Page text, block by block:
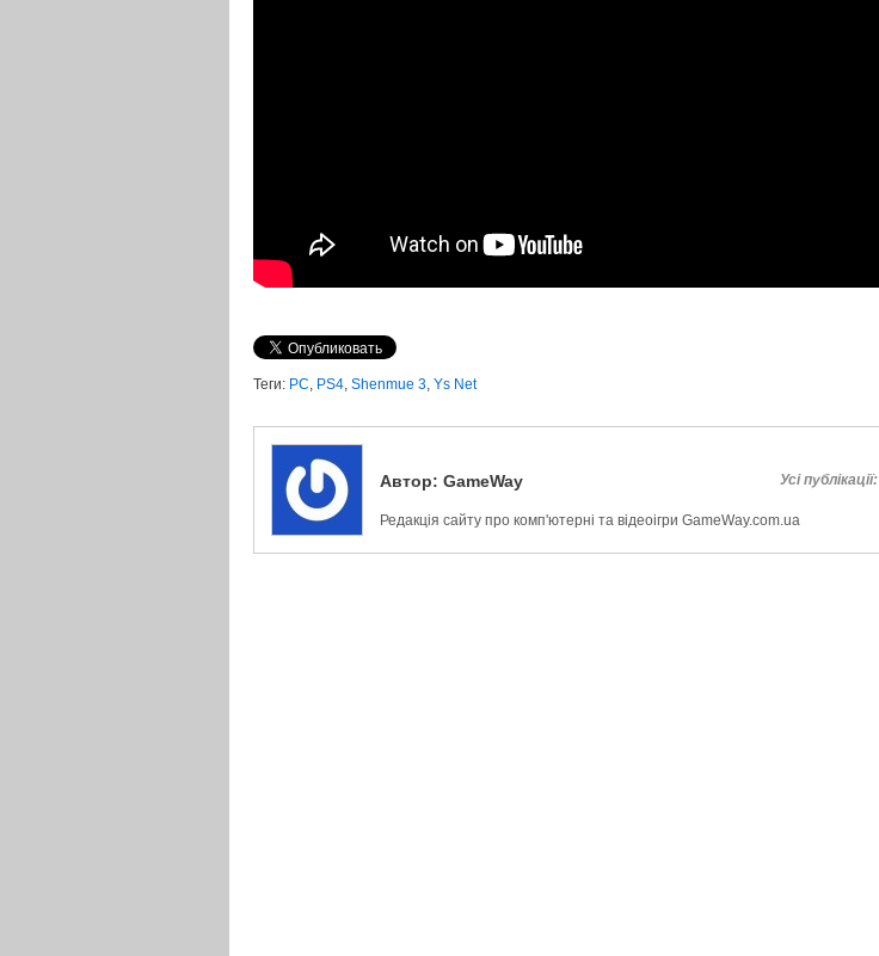
Теги: PC, PS4, Shenmue 3, Ys Net
Автор: GameWay Усі публікації:
Редакція сайту про комп'ютерні та відеоігри GameWay.com.ua